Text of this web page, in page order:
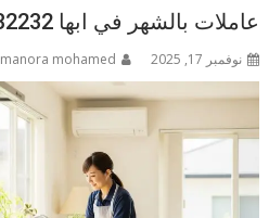
عاملات بالشهر في ابها 08913132232
نوفمبر 17, 2025 manora mohamed